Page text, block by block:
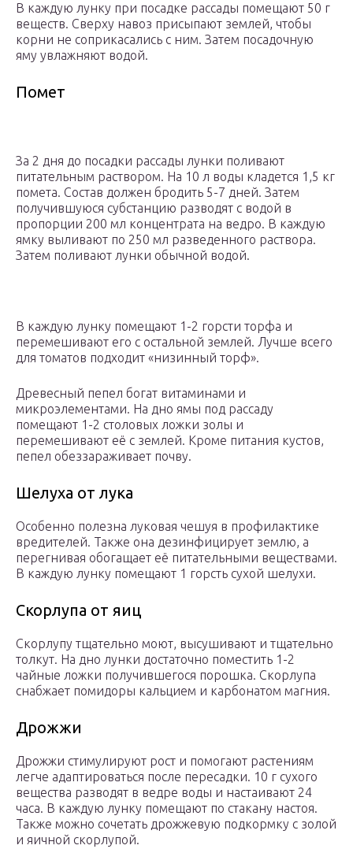
В каждую лунку при посадке рассады помещают 50 г
веществ. Сверху навоз присыпают землей, чтобы
корни не соприкасались с ним. Затем посадочную
яму увлажняют водой.
Помет
За 2 дня до посадки рассады лунки поливают
питательным раствором. На 10 л воды кладется 1,5 кг
помета. Состав должен бродить 5-7 дней. Затем
получившуюся субстанцию разводят с водой в
пропорции 200 мл концентрата на ведро. В каждую
ямку выливают по 250 мл разведенного раствора.
Затем поливают лунки обычной водой.
В каждую лунку помещают 1-2 горсти торфа и
перемешивают его с остальной землей. Лучше всего
для томатов подходит «низинный торф».
Древесный пепел богат витаминами и
микроэлементами. На дно ямы под рассаду
помещают 1-2 столовых ложки золы и
перемешивают её с землей. Кроме питания кустов,
пепел обеззараживает почву.
Шелуха от лука
Особенно полезна луковая чешуя в профилактике
вредителей. Также она дезинфицирует землю, а
перегнивая обогащает её питательными веществами.
В каждую лунку помещают 1 горсть сухой шелухи.
Скорлупа от яиц
Скорлупу тщательно моют, высушивают и тщательно
толкут. На дно лунки достаточно поместить 1-2
чайные ложки получившегося порошка. Скорлупа
снабжает помидоры кальцием и карбонатом магния.
Дрожжи
Дрожжи стимулируют рост и помогают растениям
легче адаптироваться после пересадки. 10 г сухого
вещества разводят в ведре воды и настаивают 24
часа. В каждую лунку помещают по стакану настоя.
Также можно сочетать дрожжевую подкормку с золой
и яичной скорлупой.